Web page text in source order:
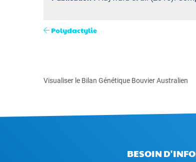
Polydactylie
Visualiser le Bilan Génétique Bouvier Australien
BESOIN